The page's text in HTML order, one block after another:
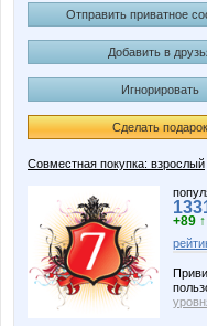
Отправить приватное
Добавить в
Игнорировать
Сделать подарок
Совместная покупка: взрослый
+89 ↑